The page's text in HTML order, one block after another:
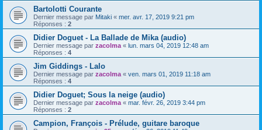
Bartolotti Courante
Dernier message par Mitaki « mer. avr. 17, 2019 9:21 pm
Réponses : 2
Didier Doguet - La Ballade de Mika (audio)
Dernier message par zacolma « lun. mars 04, 2019 12:48 am
Réponses : 4
Jim Giddings - Lalo
Dernier message par zacolma « ven. mars 01, 2019 11:18 am
Réponses : 4
Didier Doguet; Sous la neige (audio)
Dernier message par zacolma « mar. févr. 26, 2019 3:44 pm
Réponses : 2
Campion, François - Prélude, guitare baroque